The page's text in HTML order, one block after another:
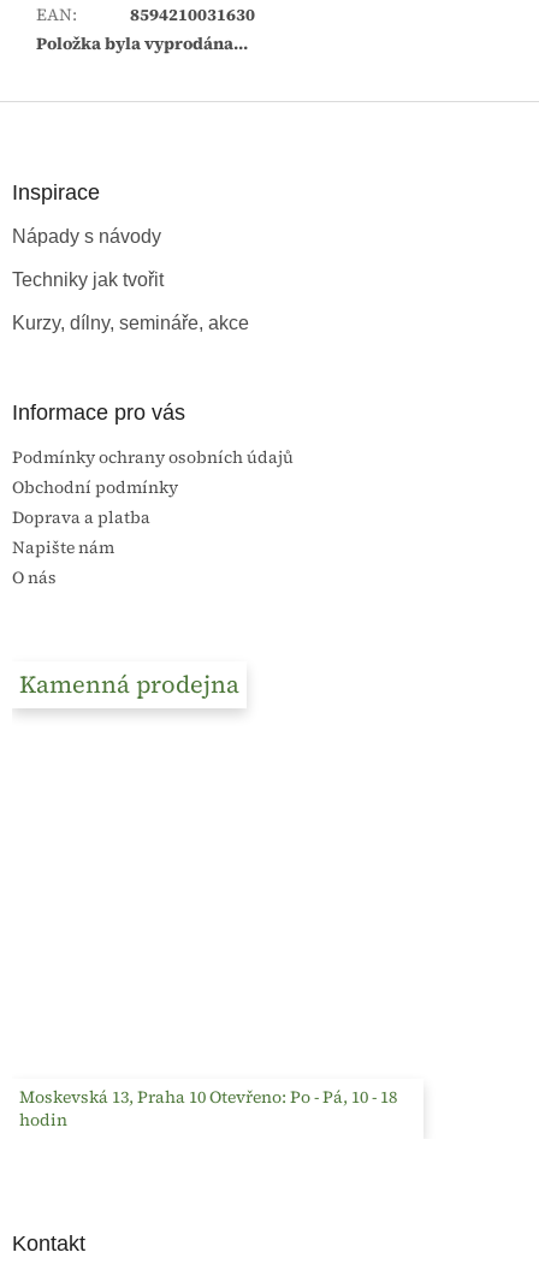
EAN:
8594210031630
Položka byla vyprodána…
Inspirace
Nápady s návody
Techniky jak tvořit
Kurzy, dílny, semináře, akce
Informace pro vás
Podmínky ochrany osobních údajů
Obchodní podmínky
Doprava a platba
Napište nám
O nás
Kamenná prodejna
Moskevská 13, Praha 10 Otevřeno: Po - Pá, 10 - 18
hodin
Kontakt